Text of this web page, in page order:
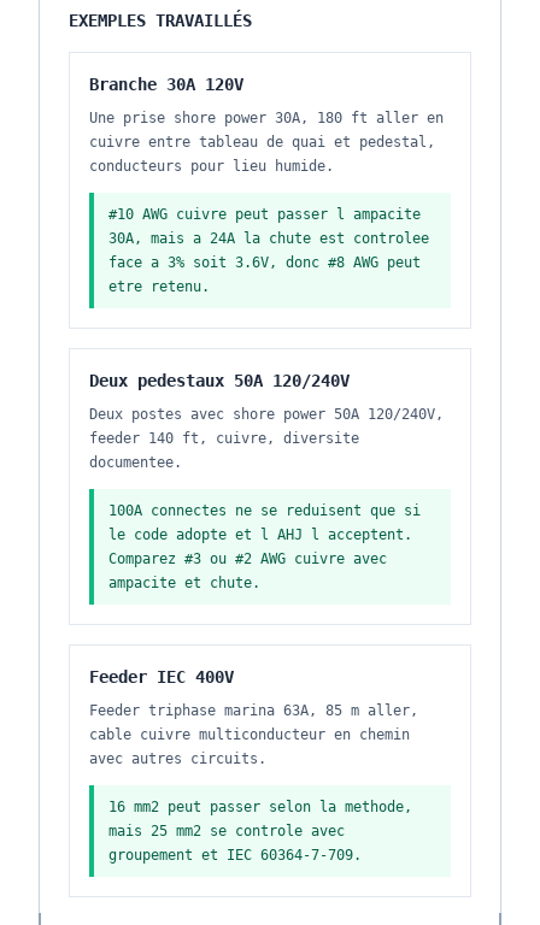
EXEMPLES TRAVAILLÉS
Branche 30A 120V
Une prise shore power 30A, 180 ft aller en
cuivre entre tableau de quai et pedestal,
conducteurs pour lieu humide.
#10 AWG cuivre peut passer l ampacite
30A, mais a 24A la chute est controlee
face a 3% soit 3.6V, donc #8 AWG peut
etre retenu.
Deux pedestaux 50A 120/240V
Deux postes avec shore power 50A 120/240V,
feeder 140 ft, cuivre, diversite
documentee.
100A connectes ne se reduisent que si
le code adopte et l AHJ l acceptent.
Comparez #3 ou #2 AWG cuivre avec
ampacite et chute.
Feeder IEC 400V
Feeder triphase marina 63A, 85 m aller,
cable cuivre multiconducteur en chemin
avec autres circuits.
16 mm2 peut passer selon la methode,
mais 25 mm2 se controle avec
groupement et IEC 60364-7-709.